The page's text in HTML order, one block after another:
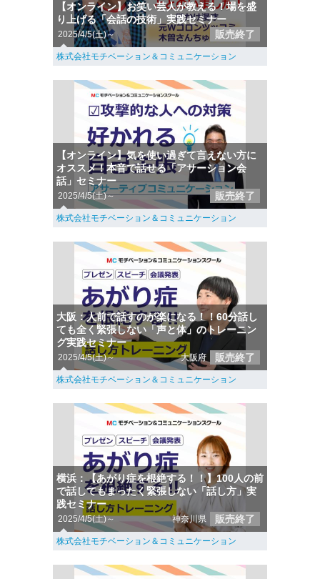
【オンライン】お笑い芸人が教える！場を盛
り上げる「会話の技術」実践セミナー
2025/4/5(土)～ 販売終了
株式会社モチベーション＆コミュニケーション
【オンライン】気を使い過ぎて言えない方に
オススメ！本音で話せる「アサーション会
話」セミナー
2025/4/5(土)～ 販売終了
株式会社モチベーション＆コミュニケーション
大阪：人前で話すのが楽になる！！60分話し
ても全く緊張しない「声と体」のトレーニン
グ実践セミナー
2025/4/5(土)～ 大阪府 販売終了
株式会社モチベーション＆コミュニケーション
横浜：【あがり症を根絶する！！】100人の前
で話してもまったく緊張しない「話し方」実
践セミナー
2025/4/5(土)～ 神奈川県 販売終了
株式会社モチベーション＆コミュニケーション